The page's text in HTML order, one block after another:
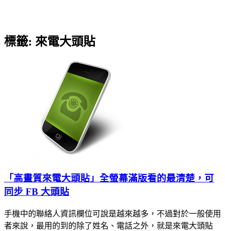
標籤: 來電大頭貼
「高畫質來電大頭貼」全螢幕滿版看的最清楚，可
同步 FB 大頭貼
手機中的聯絡人資訊欄位可說是越來越多，不過對於一般使用
者來說，最用的到的除了姓名、電話之外，就是來電大頭貼